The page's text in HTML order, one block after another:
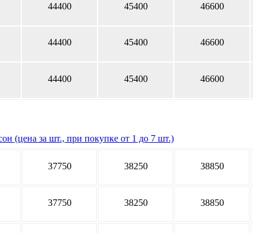
44400 45400 46600
44400 45400 46600
44400 45400 46600
(цена за шт., при покупке от 1 до 7 шт.)
37750 38250 38850
37750 38250 38850